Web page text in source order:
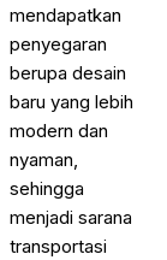
mendapatkan
penyegaran
berupa desain
baru yang lebih
modern dan
nyaman,
sehingga
menjadi sarana
transportasi